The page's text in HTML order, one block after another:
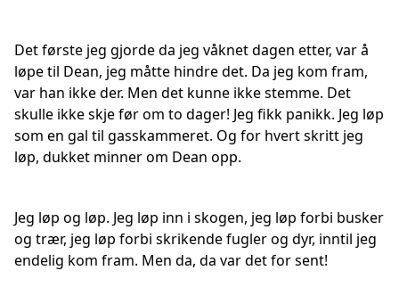
Det første jeg gjorde da jeg våknet dagen etter, var å
løpe til Dean, jeg måtte hindre det. Da jeg kom fram,
var han ikke der. Men det kunne ikke stemme. Det
skulle ikke skje før om to dager! Jeg fikk panikk. Jeg løp
som en gal til gasskammeret. Og for hvert skritt jeg
løp, dukket minner om Dean opp.
Jeg løp og løp. Jeg løp inn i skogen, jeg løp forbi busker
og trær, jeg løp forbi skrikende fugler og dyr, inntil jeg
endelig kom fram. Men da, da var det for sent!